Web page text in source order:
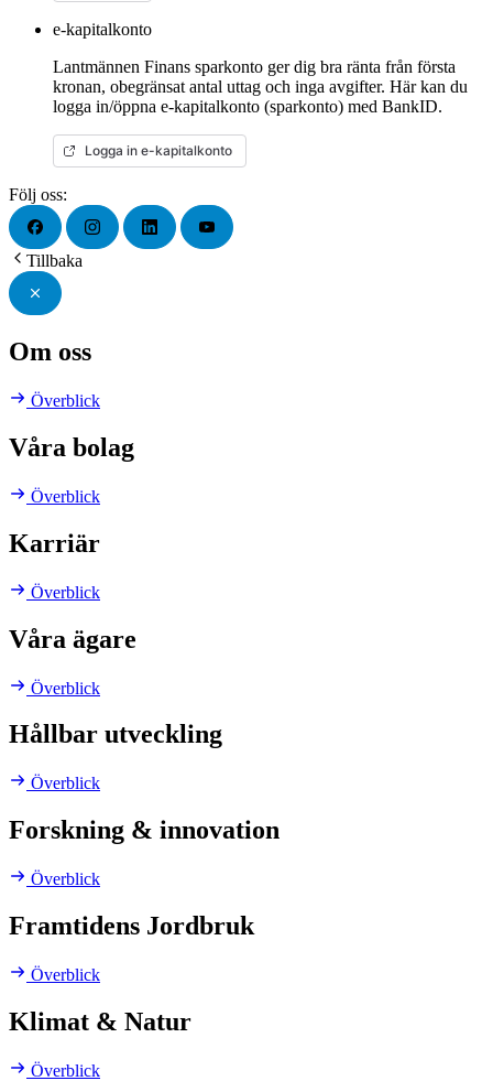
e-kapitalkonto
Lantmännen Finans sparkonto ger dig bra ränta från första
kronan, obegränsat antal uttag och inga avgifter. Här kan du
logga in/öppna e-kapitalkonto (sparkonto) med BankID.
Logga in e-kapitalkonto
Följ oss:
Tillbaka
Om oss
Överblick
Våra bolag
Överblick
Karriär
Överblick
Våra ägare
Överblick
Hållbar utveckling
Överblick
Forskning & innovation
Överblick
Framtidens Jordbruk
Överblick
Klimat & Natur
Överblick